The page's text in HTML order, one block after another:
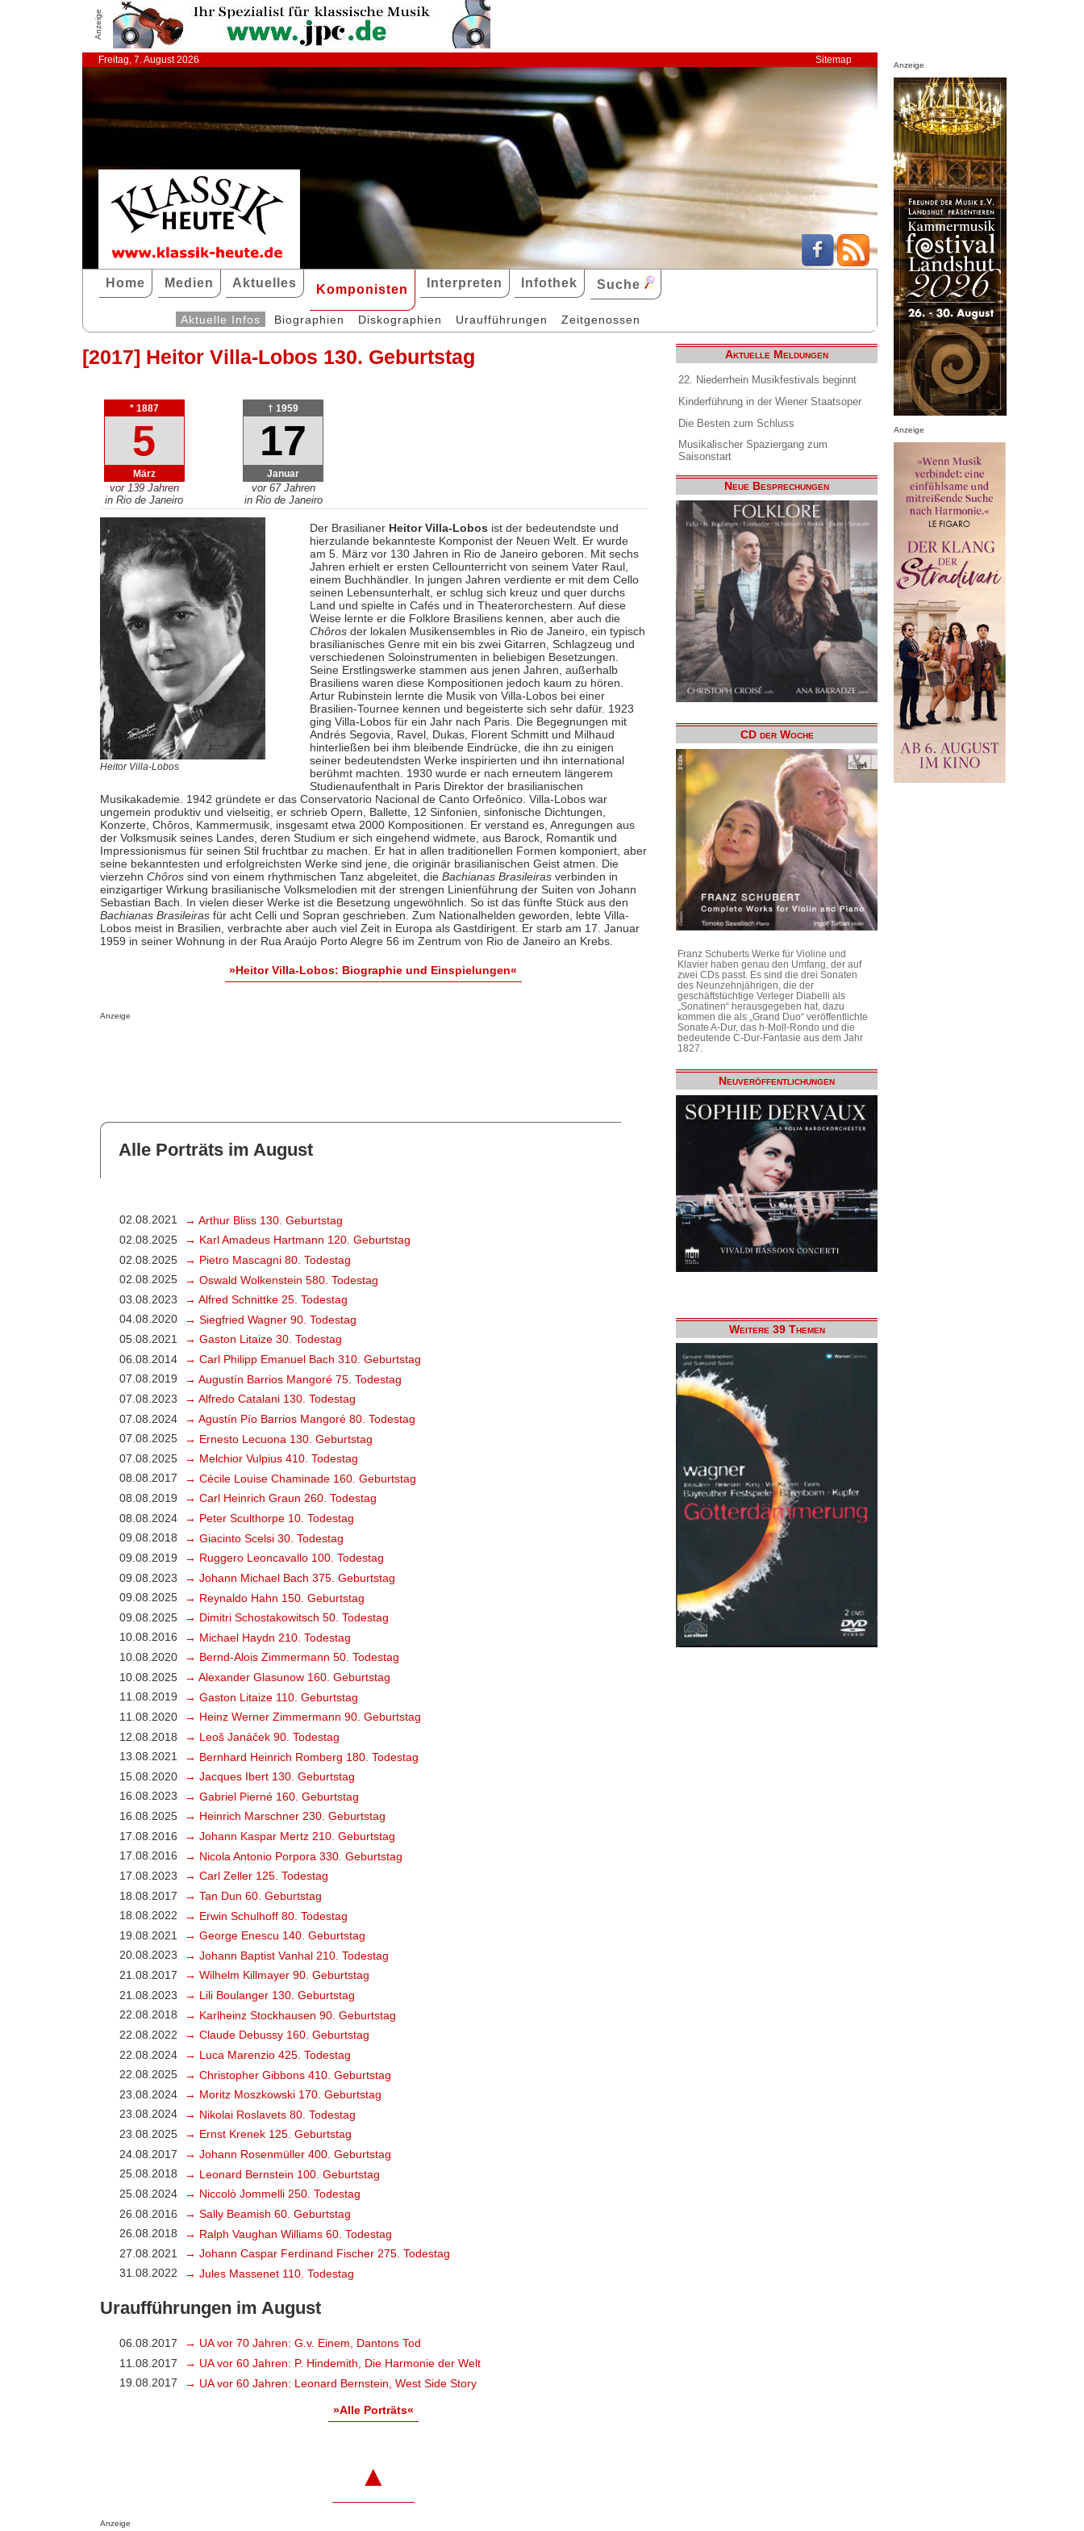
Anzeige
Freitag, 7. August 2026 Sitemap
Home Medien Aktuelles Komponisten Interpreten Infothek Suche
Aktuelle Infos Biographien Diskographien Uraufführungen Zeitgenossen
[2017] Heitor Villa-Lobos 130. Geburtstag
* 1887
5
März
vor 139 Jahren
in Rio de Janeiro
† 1959
17
Januar
vor 67 Jahren
in Rio de Janeiro
Heitor Villa-Lobos
Der Brasilianer Heitor Villa-Lobos ist der bedeutendste und
hierzulande bekannteste Komponist der Neuen Welt. Er wurde
am 5. März vor 130 Jahren in Rio de Janeiro geboren. Mit sechs
Jahren erhielt er ersten Cellounterricht von seinem Vater Raul,
einem Buchhändler. In jungen Jahren verdiente er mit dem Cello
seinen Lebensunterhalt, er schlug sich kreuz und quer durchs
Land und spielte in Cafés und in Theaterorchestern. Auf diese
Weise lernte er die Folklore Brasiliens kennen, aber auch die
Chôrosder lokalen Musikensembles in Rio de Janeiro, ein typisch
brasilianisches Genre mit ein bis zwei Gitarren, Schlagzeug und
verschiedenen Soloinstrumenten in beliebigen Besetzungen.
Seine Erstlingswerke stammen aus jenen Jahren, außerhalb
Brasiliens waren diese Kompositionen jedoch kaum zu hören.
Artur Rubinstein lernte die Musik von Villa-Lobos bei einer
Brasilien-Tournee kennen und begeisterte sich sehr dafür. 1923
ging Villa-Lobos für ein Jahr nach Paris. Die Begegnungen mit
Andrés Segovia, Ravel, Dukas, Florent Schmitt und Milhaud
hinterließen bei ihm bleibende Eindrücke, die ihn zu einigen
seiner bedeutendsten Werke inspirierten und ihn international
berühmt machten. 1930 wurde er nach erneutem längerem
Studienaufenthalt in Paris Direktor der brasilianischen
Musikakademie. 1942 gründete er das Conservatorio Nacional de Canto Orfeônico. Villa-Lobos war
ungemein produktiv und vielseitig, er schrieb Opern, Ballette, 12 Sinfonien, sinfonische Dichtungen,
Konzerte, Chôros, Kammermusik, insgesamt etwa 2000 Kompositionen. Er verstand es, Anregungen aus
der Volksmusik seines Landes, deren Studium er sich eingehend widmete, aus Barock, Romantik und
Impressionismus für seinen Stil fruchtbar zu machen. Er hat in allen traditionellen Formen komponiert, aber
seine bekanntesten und erfolgreichsten Werke sind jene, die originär brasilianischen Geist atmen. Die
vierzehn Chôrossind von einem rhythmischen Tanz abgeleitet, die Bachianas Brasileirasverbinden in
einzigartiger Wirkung brasilianische Volksmelodien mit der strengen Linienführung der Suiten von Johann
Sebastian Bach. In vielen dieser Werke ist die Besetzung ungewöhnlich. So ist das fünfte Stück aus den
Bachianas Brasileirasfür acht Celli und Sopran geschrieben. Zum Nationalhelden geworden, lebte Villa-
Lobos meist in Brasilien, verbrachte aber auch viel Zeit in Europa als Gastdirigent. Er starb am 17. Januar
1959 in seiner Wohnung in der Rua Araújo Porto Alegre 56 im Zentrum von Rio de Janeiro an Krebs.
»Heitor Villa-Lobos: Biographie und Einspielungen«
Anzeige
Alle Porträts im August
02.08.2021
→ Arthur Bliss 130. Geburtstag
02.08.2025
→ Karl Amadeus Hartmann 120. Geburtstag
02.08.2025
→ Pietro Mascagni 80. Todestag
02.08.2025
→ Oswald Wolkenstein 580. Todestag
03.08.2023
→ Alfred Schnittke 25. Todestag
04.08.2020
→ Siegfried Wagner 90. Todestag
05.08.2021
→ Gaston Litaize 30. Todestag
06.08.2014
→ Carl Philipp Emanuel Bach 310. Geburtstag
07.08.2019
→ Augustín Barrios Mangoré 75. Todestag
07.08.2023
→ Alfredo Catalani 130. Todestag
07.08.2024
→ Agustín Pío Barrios Mangoré 80. Todestag
07.08.2025
→ Ernesto Lecuona 130. Geburtstag
07.08.2025
→ Melchior Vulpius 410. Todestag
08.08.2017
→ Cécile Louise Chaminade 160. Geburtstag
08.08.2019
→ Carl Heinrich Graun 260. Todestag
08.08.2024
→ Peter Sculthorpe 10. Todestag
09.08.2018
→ Giacinto Scelsi 30. Todestag
09.08.2019
→ Ruggero Leoncavallo 100. Todestag
09.08.2023
→ Johann Michael Bach 375. Geburtstag
09.08.2025
→ Reynaldo Hahn 150. Geburtstag
09.08.2025
→ Dimitri Schostakowitsch 50. Todestag
10.08.2016
→ Michael Haydn 210. Todestag
10.08.2020
→ Bernd-Alois Zimmermann 50. Todestag
10.08.2025
→ Alexander Glasunow 160. Geburtstag
11.08.2019
→ Gaston Litaize 110. Geburtstag
11.08.2020
→ Heinz Werner Zimmermann 90. Geburtstag
12.08.2018
→ Leoš Janáček 90. Todestag
13.08.2021
→ Bernhard Heinrich Romberg 180. Todestag
15.08.2020
→ Jacques Ibert 130. Geburtstag
16.08.2023
→ Gabriel Pierné 160. Geburtstag
16.08.2025
→ Heinrich Marschner 230. Geburtstag
17.08.2016
→ Johann Kaspar Mertz 210. Geburtstag
17.08.2016
→ Nicola Antonio Porpora 330. Geburtstag
17.08.2023
→ Carl Zeller 125. Todestag
18.08.2017
→ Tan Dun 60. Geburtstag
18.08.2022
→ Erwin Schulhoff 80. Todestag
19.08.2021
→ George Enescu 140. Geburtstag
20.08.2023
→ Johann Baptist Vanhal 210. Todestag
21.08.2017
→ Wilhelm Killmayer 90. Geburtstag
21.08.2023
→ Lili Boulanger 130. Geburtstag
22.08.2018
→ Karlheinz Stockhausen 90. Geburtstag
22.08.2022
→ Claude Debussy 160. Geburtstag
22.08.2024
→ Luca Marenzio 425. Todestag
22.08.2025
→ Christopher Gibbons 410. Geburtstag
23.08.2024
→ Moritz Moszkowski 170. Geburtstag
23.08.2024
→ Nikolai Roslavets 80. Todestag
23.08.2025
→ Ernst Krenek 125. Geburtstag
24.08.2017
→ Johann Rosenmüller 400. Geburtstag
25.08.2018
→ Leonard Bernstein 100. Geburtstag
25.08.2024
→ Niccolò Jommelli 250. Todestag
26.08.2016
→ Sally Beamish 60. Geburtstag
26.08.2018
→ Ralph Vaughan Williams 60. Todestag
27.08.2021
→ Johann Caspar Ferdinand Fischer 275. Todestag
31.08.2022
→ Jules Massenet 110. Todestag
Uraufführungen im August
06.08.2017
→ UA vor 70 Jahren: G.v. Einem, Dantons Tod
11.08.2017
→ UA vor 60 Jahren: P. Hindemith, Die Harmonie der Welt
19.08.2017
→ UA vor 60 Jahren: Leonard Bernstein, West Side Story
»Alle Porträts«
▲
Anzeige
Aktuelle Meldungen
22. Niederrhein Musikfestivals beginnt
Kinderführung in der Wiener Staatsoper
Die Besten zum Schluss
Musikalischer Spaziergang zum
Saisonstart
Neue Besprechungen
CD der Woche
Franz Schuberts Werke für Violine und
Klavier haben genau den Umfang, der auf
zwei CDs passt. Es sind die drei Sonaten
des Neunzehnjährigen, die der
geschäftstüchtige Verleger Diabelli als
„Sonatinen“ herausgegeben hat, dazu
kommen die als „Grand Duo“ veröffentlichte
Sonate A-Dur, das h-Moll-Rondo und die
bedeutende C-Dur-Fantasie aus dem Jahr
1827.
Neuveröffentlichungen
Weitere 39 Themen
Anzeige
Anzeige